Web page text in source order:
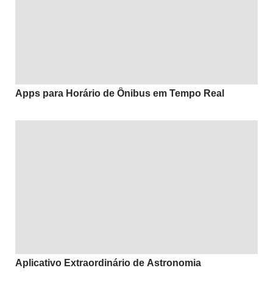
Apps para Horário de Ônibus em Tempo Real
Aplicativo Extraordinário de Astronomia